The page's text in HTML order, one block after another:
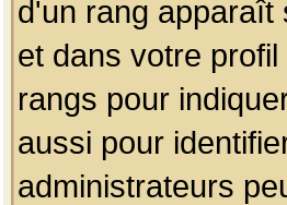
d'un rang apparaît
et dans votre
rangs pour
aussi pour
administrateurs